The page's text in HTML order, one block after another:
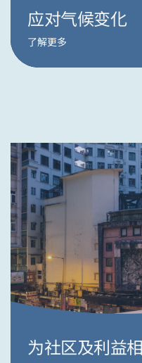
应对气候变化
了解更多
为社区及利益